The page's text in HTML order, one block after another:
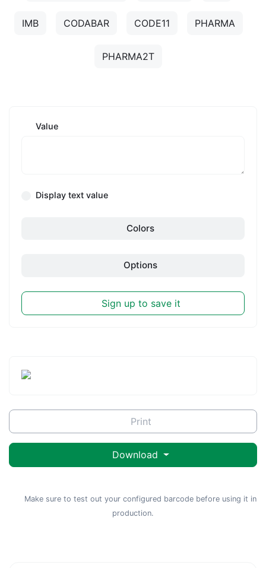
IMB CODABAR CODE11 PHARMA
PHARMA2T
Value
Display text value
Colors
Options
Sign up to save it
Print
Download
Make sure to test out your configured barcode before using it in
production.